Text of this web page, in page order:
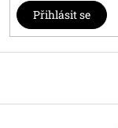
Přihlásit se